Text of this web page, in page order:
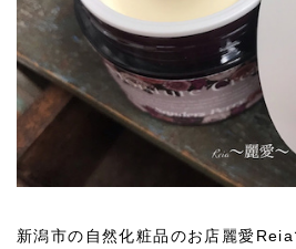
新潟市の自然化粧品のお店麗愛Reia